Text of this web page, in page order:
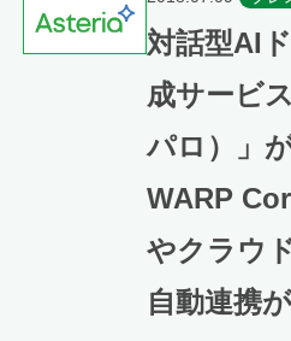
対話型AI
成サービ
パロ）」
WARP
やクラウ
自動連携